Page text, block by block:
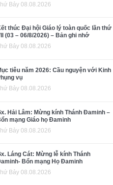
Bảy 08.08.2026
thúc Đại hội Giáo lý toàn quốc lần thứ
(03 – 06/8/2026) – Bản ghi nhớ
Bảy 08.08.2026
tiêu năm 2026: Cầu nguyện với Kinh
vụ
Bảy 08.08.2026
Hải Lâm: Mừng kính Thánh Đaminh –
mạng Giáo họ Đaminh
Bảy 08.08.2026
Láng Cát: Mừng lễ kính Thánh
Bổn mạng Họ Đaminh
Bảy 08.08.2026